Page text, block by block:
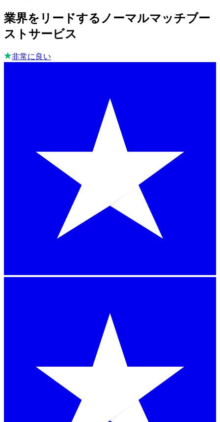
業界をリードするノーマルマッチブー
ストサービス
非常に良い